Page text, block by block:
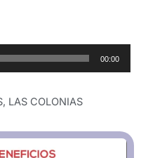
00:00
, LAS COLONIAS